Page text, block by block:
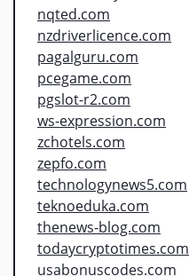
nqted.com
nzdriverlicence.com
pagalguru.com
pcegame.com
pgslot-r2.com
ws-expression.com
zchotels.com
zepfo.com
technologynews5.com
teknoeduka.com
thenews-blog.com
todaycryptotimes.com
usabonuscodes.com